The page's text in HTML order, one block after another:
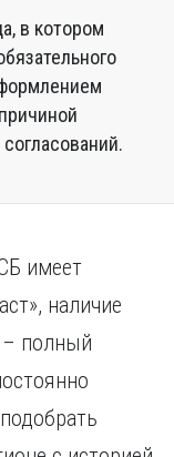
в котором
имеет
наличие
– полный